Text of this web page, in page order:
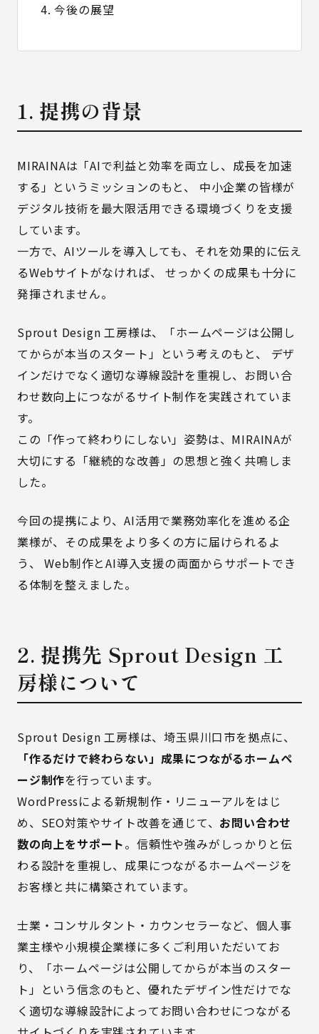
4. 今後の展望
1. 提携の背景
MIRAINAは「AIで利益と効率を両立し、成長を加速
する」というミッションのもと、 中小企業の皆様が
デジタル技術を最大限活用できる環境づくりを支援
しています。
一方で、AIツールを導入しても、それを効果的に伝え
るWebサイトがなければ、 せっかくの成果も十分に
発揮されません。
Sprout Design 工房様は、「ホームページは公開し
てからが本当のスタート」という考えのもと、 デザ
インだけでなく適切な導線設計を重視し、お問い合
わせ数向上につながるサイト制作を実践されていま
す。
この「作って終わりにしない」姿勢は、MIRAINAが
大切にする「継続的な改善」の思想と強く共鳴しま
した。
今回の提携により、AI活用で業務効率化を進める企
業様が、その成果をより多くの方に届けられるよ
う、 Web制作とAI導入支援の両面からサポートでき
る体制を整えました。
2. 提携先 Sprout Design 工
房様について
Sprout Design 工房様は、埼玉県川口市を拠点に、
「作るだけで終わらない」成果につながるホームペ
ージ制作を行っています。
WordPressによる新規制作・リニューアルをはじ
め、SEO対策やサイト改善を通じて、 お問い合わせ
数の向上をサポート。信頼性や強みがしっかりと伝
わる設計を重視し、成果につながるホームページを
お客様と共に構築されています。
士業・コンサルタント・カウンセラーなど、個人事
業主様や小規模企業様に多くご利用いただいてお
り、「ホームページは公開してからが本当のスター
ト」という信念のもと、優れたデザイン性だけでな
く適切な導線設計によってお問い合わせにつながる